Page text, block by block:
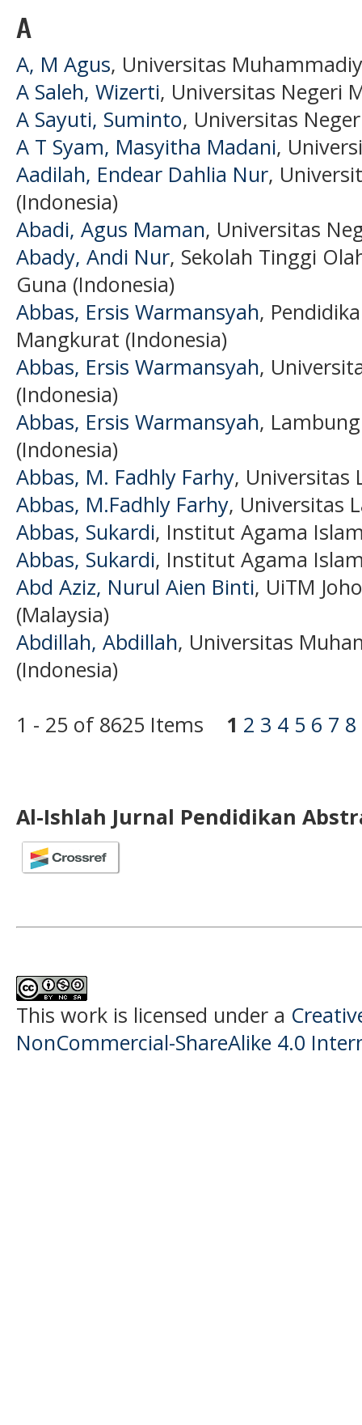
A
A, M Agus, Universitas
A Saleh, Wizerti, Universitas Negeri
A Sayuti, Suminto, Universitas
A T Syam, Masyitha Madani,
Aadilah, Endear Dahlia Nur,
(Indonesia)
Abadi, Agus Maman, Universitas
Abady, Andi Nur, Sekolah Tinggi
Guna (Indonesia)
Abbas, Ersis Warmansyah,
Mangkurat (Indonesia)
Abbas, Ersis Warmansyah,
(Indonesia)
Abbas, Ersis Warmansyah,
(Indonesia)
Abbas, M. Fadhly Farhy, Universitas
Abbas, M.Fadhly Farhy, Universitas
Abbas, Sukardi, Institut Agama
Abbas, Sukardi, Institut Agama
Abd Aziz, Nurul Aien Binti, UiTM
(Malaysia)
Abdillah, Abdillah, Universitas
(Indonesia)
1 - 25 of 8625 Items 1 2 3 4 5 6 7 8
Al-Ishlah Jurnal Pendidikan
This work is licensed under a
NonCommercial-ShareAlike 4.0